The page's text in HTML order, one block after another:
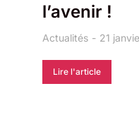
l’avenir !
Actualités 21
Lire l'article